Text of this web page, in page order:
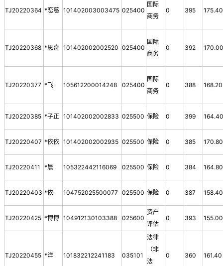
TJ20220364 *恋慈 101402003003475 025400
国际
商务
0 395 175.40
TJ20220368 *思奇 101402002002520 025400
国际
商务
0 392
TJ20220377 *飞 105612200014248 025400
国际
商务
0 388 168.20
TJ20220385 *子正 101402002002833 025500 保险 0 399
TJ20220407 *依依 101402002002935 025500 保险 0 385 170.80
TJ20220411 *晨 105322442116069 025500 保险 0 384 164.80
TJ20220403 *依 104752025500077 025500 保险 0 387 158.40
TJ20220425 *博博 104912130103388 025600
资产
评估
0 393 155.00
TJ20220455 *洋 101832212241183 035101
法律
（非
法
0 360 161.40